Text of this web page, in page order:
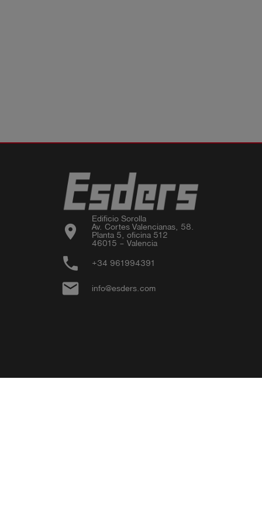
location_on
Edificio Sorolla
Av. Cortes Valencianas, 58.
Planta 5, oficina 512
46015 – Valencia
phone +34 961994391
email info@esders.com